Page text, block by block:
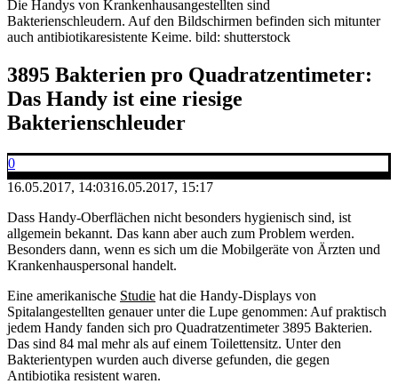
Die Handys von Krankenhausangestellten sind
Bakterienschleudern. Auf den Bildschirmen befinden sich mitunter
auch antibiotikaresistente Keime. bild: shutterstock
3895 Bakterien pro Quadratzentimeter:
Das Handy ist eine riesige
Bakterienschleuder
0
16.05.2017, 14:0316.05.2017, 15:17
Dass Handy-Oberflächen nicht besonders hygienisch sind, ist
allgemein bekannt. Das kann aber auch zum Problem werden.
Besonders dann, wenn es sich um die Mobilgeräte von Ärzten und
Krankenhauspersonal handelt.
Eine amerikanische Studie hat die Handy-Displays von
Spitalangestellten genauer unter die Lupe genommen: Auf praktisch
jedem Handy fanden sich pro Quadratzentimeter 3895 Bakterien.
Das sind 84 mal mehr als auf einem Toilettensitz. Unter den
Bakterientypen wurden auch diverse gefunden, die gegen
Antibiotika resistent waren.